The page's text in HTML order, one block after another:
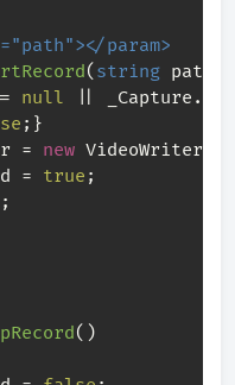
</param>
( string path
null ||
;}
=
new
=
true ;
;
( )